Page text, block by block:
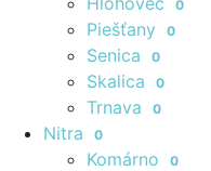
0
Piešťany 0
Senica 0
Skalica 0
Trnava 0
Nitra 0
Komárno 0